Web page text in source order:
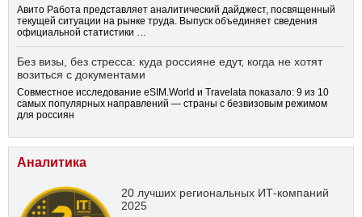
Авито Работа представляет аналитический дайджест, посвященный
текущей ситуации на рынке труда. Выпуск объединяет сведения
официальной статистики …
Без визы, без стресса: куда россияне едут, когда не хотят
возиться с документами
Совместное исследование eSIM.World и Travelata показало: 9 из 10
самых популярных направлений — страны с безвизовым режимом
для россиян
Аналитика
20 лучших региональных ИТ-компаний
2025